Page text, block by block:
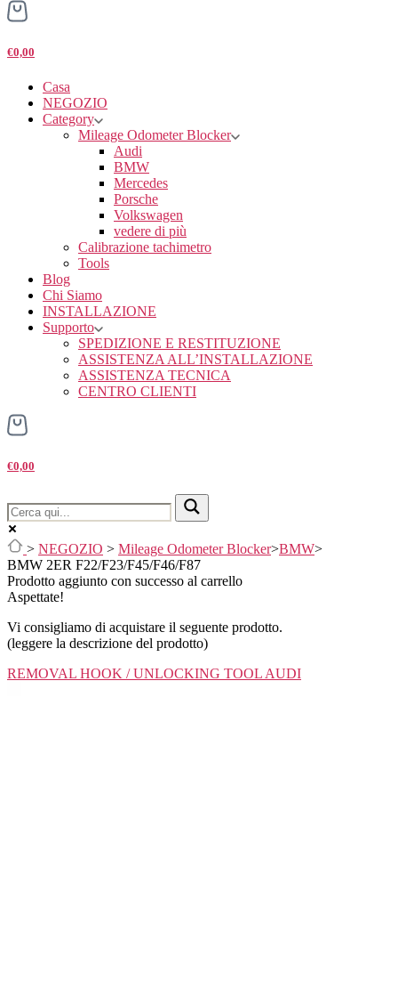
€0,00
Casa
NEGOZIO
Category
Mileage Odometer Blocker
Audi
BMW
Mercedes
Porsche
Volkswagen
vedere di più
Calibrazione tachimetro
Tools
Blog
Chi Siamo
INSTALLAZIONE
Supporto
SPEDIZIONE E RESTITUZIONE
ASSISTENZA ALL’INSTALLAZIONE
ASSISTENZA TECNICA
CENTRO CLIENTI
€0,00
> NEGOZIO > Mileage Odometer Blocker>BMW>
BMW 2ER F22/F23/F45/F46/F87
Prodotto aggiunto con successo al carrello
Aspettate!
Vi consigliamo di acquistare il seguente prodotto.
(leggere la descrizione del prodotto)
REMOVAL HOOK / UNLOCKING TOOL AUDI